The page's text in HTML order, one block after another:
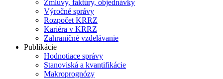
Zmluvy, faktúry, objednávky
Výročné správy
Rozpočet KRRZ
Kariéra v KRRZ
Zahraničné vzdelávanie
Publikácie
Hodnotiace správy
Stanoviská a kvantifikácie
Makroprognózy